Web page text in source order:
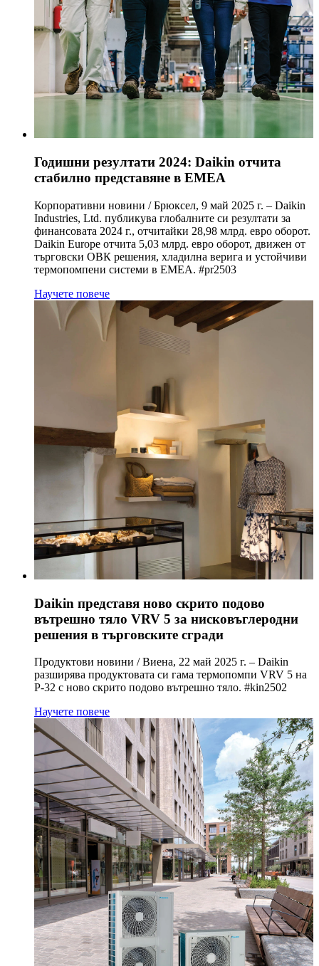
Годишни резултати 2024: Daikin отчита
стабилно представяне в EMEA
Корпоративни новини / Брюксел, 9 май 2025 г. – Daikin
Industries, Ltd. публикува глобалните си резултати за
финансовата 2024 г., отчитайки 28,98 млрд. евро оборот.
Daikin Europe отчита 5,03 млрд. евро оборот, движен от
търговски ОВК решения, хладилна верига и устойчиви
термопомпени системи в EMEA. #pr2503
Научете повече
Daikin представя ново скрито подово
вътрешно тяло VRV 5 за нисковъглеродни
решения в търговските сгради
Продуктови новини / Виена, 22 май 2025 г. – Daikin
разширява продуктовата си гама термопомпи VRV 5 на
Р-32 с новo скрито подово вътрешно тяло. #kin2502
Научете повече